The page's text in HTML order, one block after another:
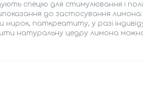
спецію для стимулювання і
до застосування
нирок, паткреатиту, у разі
натуральну цедру лимона